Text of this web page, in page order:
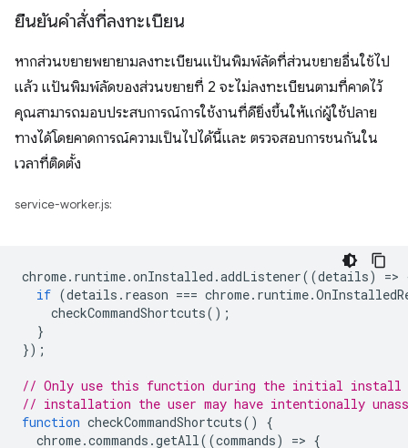
ยืนยันคำสั่งที่ลงทะเบียน
หากส่วนขยายพยายามลงทะเบียนแป้นพิมพ์ลัดที่ส่วนขยายอื่นใช้ไป
แล้ว แป้นพิมพ์ลัดของส่วนขยายที่ 2 จะไม่ลงทะเบียนตามที่คาดไว้
คุณสามารถมอบประสบการณ์การใช้งานที่ดียิ่งขึ้นให้แก่ผู้ใช้ปลาย
ทางได้โดยคาดการณ์ความเป็นไปได้นี้และ ตรวจสอบการชนกันใน
เวลาที่ติดตั้ง
service-worker.js:
chrome. runtime.onInstalled .addListener((details) =>
if (details . reason === chrome. runtime.
checkCommandShortcuts();
}
});
// Only use this function during the initial install
// installation the user may have intentionally
function checkCommandShortcuts()
{
chrome.commands .getAll((commands) => {